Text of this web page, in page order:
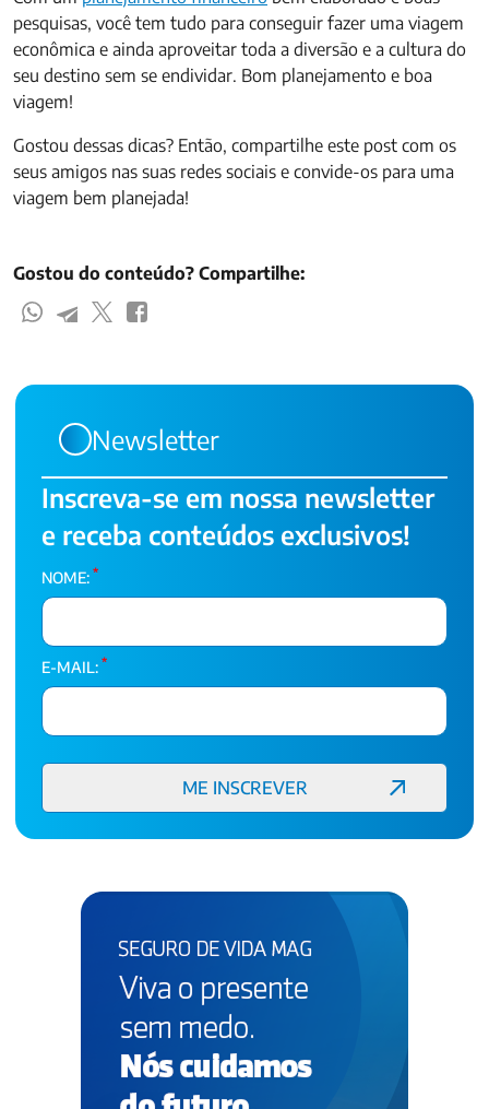
pesquisas, você tem tudo para conseguir fazer uma viagem
econômica e ainda aproveitar toda a diversão e a cultura do
seu destino sem se endividar. Bom planejamento e boa
viagem!
Gostou dessas dicas? Então, compartilhe este post com os
seus amigos nas suas redes sociais e convide-os para uma
viagem bem planejada!
Gostou do conteúdo? Compartilhe:
Newsletter
Inscreva-se em nossa newsletter
e receba conteúdos exclusivos!
NOME: *
E-MAIL: *